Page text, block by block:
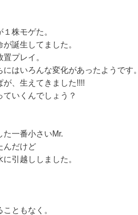
株モゲた。
誕生してました。
プレイ。
はいろんな変化があったようです。
、生えてきました!!!!
いくんでしょう？
一番小さいMr.
んだけど
引越ししました。
ともなく。